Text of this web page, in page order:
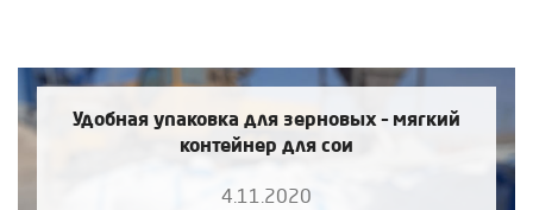
Удобная упаковка для зерновых – мягкий
контейнер для сои
4.11.2020